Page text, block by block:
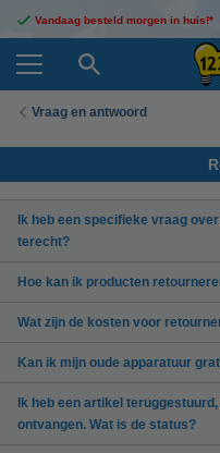
Vandaag besteld morgen in huis!*
Vraag en antwoord
Ik heb een specifieke vraag
terecht?
Hoe kan ik producten
Wat zijn de kosten voor
Kan ik mijn oude apparatuur
Ik heb een artikel
ontvangen. Wat is de status?